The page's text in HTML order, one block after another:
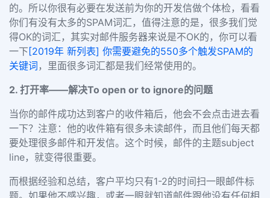
的。所以你很有必要在发送前为你的开发信做个体检，看看
你们有没有太多的SPAM词汇，值得注意的是，很多我们觉
得OK的词汇，其实对邮件服务器来说是不OK的，你可以看
一下[2019年 新列表] 你需要避免的550多个触发SPAM的
关键词 ，里面很多词汇都是我们经常使用的。
2. 打开率——解决To open or to ignore的问题
当你的邮件成功达到客户的收件箱后，他会不会点击进去看
一下？注意：他的收件箱有很多未读邮件，而且他们每天都
要处理很多邮件和开发信。这个时候，邮件的主题subject
line，就变得很重要。
而根据经验和总结，客户平均只有1-2的时间扫一眼邮件标
题。如果他不感兴趣，或者一眼就知道邮件跟他没有任何相